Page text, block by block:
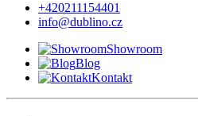
+420211154401
info@dublino.cz
Showroom
Blog
Kontakt